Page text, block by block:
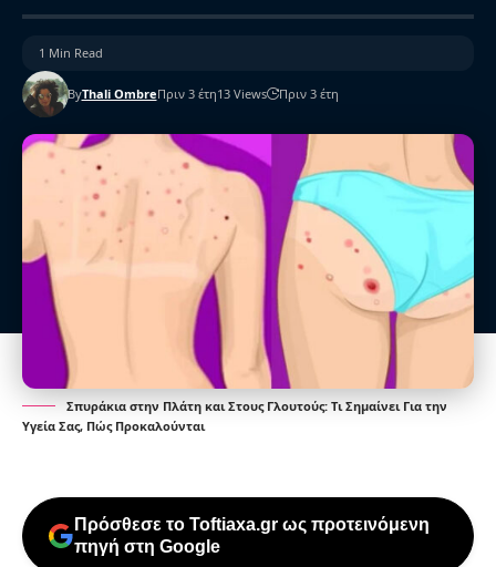
ByThali OmbreΠριν 3 έτη13 Views Πριν 3 έτη
1 Min Read
Σπυράκια στην Πλάτη και Στους Γλουτούς: Τι Σημαίνει Για την
Υγεία Σας, Πώς Προκαλούνται
Πρόσθεσε το Toftiaxa.gr ως προτεινόμενη
πηγή στη Google